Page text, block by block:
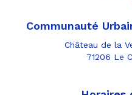
Communauté
Château de la
71206 Le